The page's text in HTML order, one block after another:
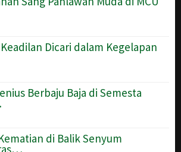
Dicari dalam Kegelapan
Berbaju Baja di Semesta
di Balik Senyum